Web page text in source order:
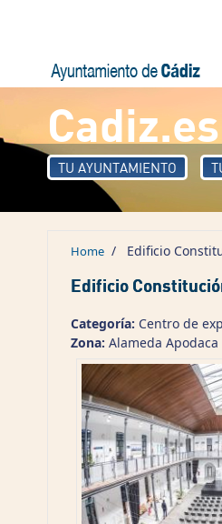
Cadiz.es
TU AYUNTAMIENTO
Home / Edificio
Edificio
Categoría: Centro de
Zona: Alameda Apodaca